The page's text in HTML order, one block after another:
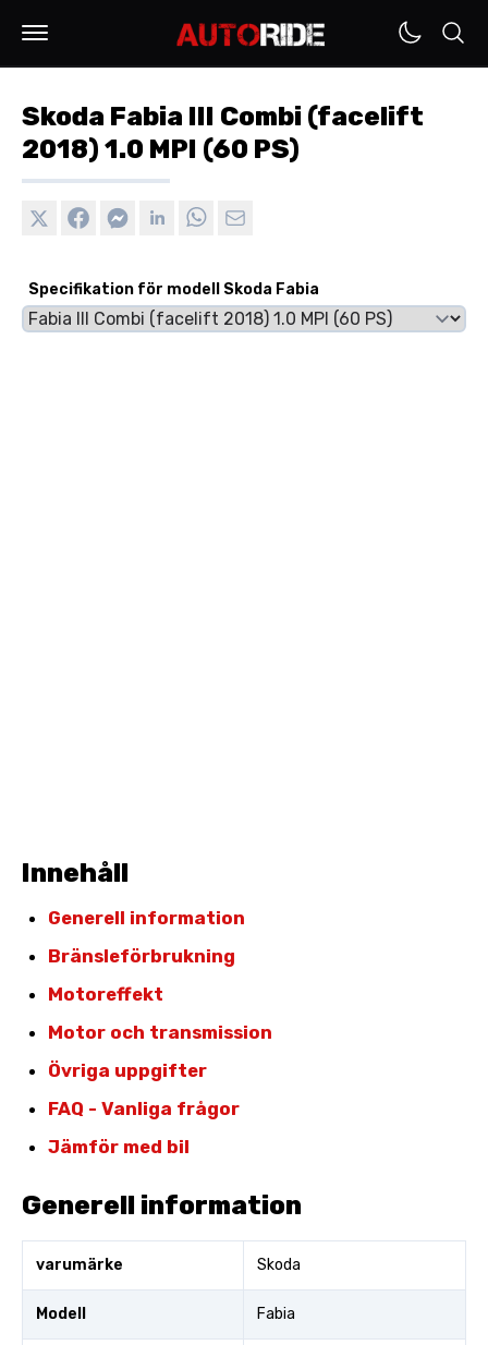
Skoda Fabia III Combi (facelift
2018) 1.0 MPI (60 PS)
Specifikation för modell Skoda Fabia
Innehåll
Generell information
Bränsleförbrukning
Motoreffekt
Motor och transmission
Övriga uppgifter
FAQ - Vanliga frågor
Jämför med bil
Generell information
varumärke Skoda
Modell Fabia